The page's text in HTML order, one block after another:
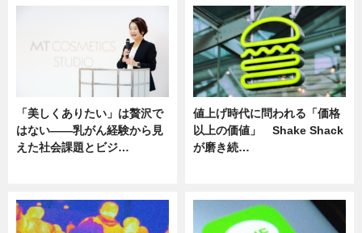
「美しくありたい」は贅沢で
はない――乳がん経験から見
えた社会課題とビジ…
値上げ時代に問われる「価格
以上の価値」 Shake Shack
が磨き続…